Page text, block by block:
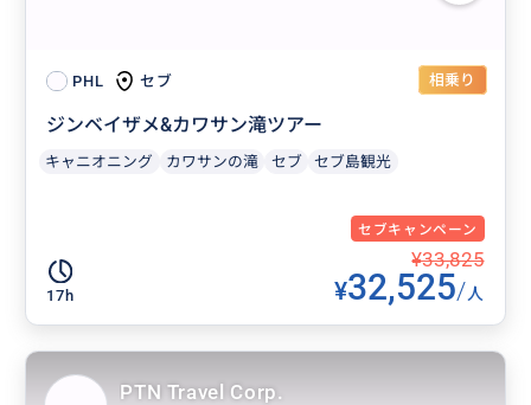
PHL セブ 相乗り
ジンベイザメ&カワサン滝ツアー
キャニオニング カワサンの滝 セブ セブ島観光
セブキャンペーン
17h
¥33,825
¥32,525/人
PTN Travel Corp.